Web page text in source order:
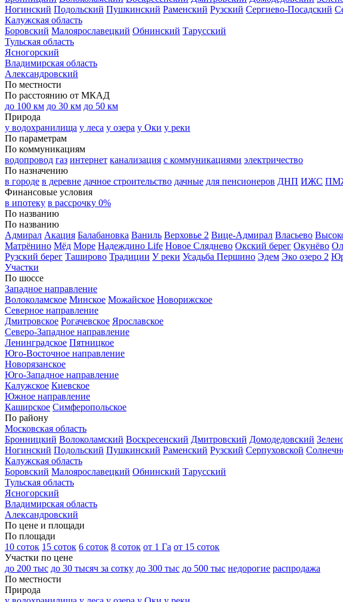
Ногинский Подольский Пушкинский Раменский Рузский Сергиево-Посадский
Калужская область
Боровский Малоярославецкий Обнинский Тарусский
Тульская область
Ясногорский
Владимирская область
Александровский
По местности
По расстоянию от МКАД
до 100 км до 30 км до 50 км
Природа
у водохранилища у леса у озера у Оки у реки
По параметрам
По коммуникациям
водопровод газ интернет канализация с коммуникациями электричество
По назначению
в городе в деревне дачное строительство дачные для пенсионеров ДНП ИЖС
Финансовые условия
в ипотеку в рассрочку 0%
По названию
По названию
Адмирал Акация Балабановка Ваниль Верховье 2 Вице-Адмирал Власьево
Матрёнино Мёд Море Надеждино Life Новое Сляднево Окский берег Окунёво
Рузский берег Таширово Традиции У реки Усадьба Першино Эдем Эко озеро 2
Участки
По шоссе
Западное направление
Волоколамское Минское Можайское Новорижское
Северное направление
Дмитровское Рогачевское Ярославское
Северо-Западное направление
Ленинградское Пятницкое
Юго-Восточное направление
Новорязанское
Юго-Западное направление
Калужское Киевское
Южное направление
Каширское Симферопольское
По району
Московская область
Бронницкий Волоколамский Воскресенский Дмитровский Домодедовский
Ногинский Подольский Пушкинский Раменский Рузский Серпуховской
Калужская область
Боровский Малоярославецкий Обнинский Тарусский
Тульская область
Ясногорский
Владимирская область
Александровский
По цене и площади
По площади
10 соток 15 соток 6 соток 8 соток от 1 Га от 15 соток
Участки по цене
до 200 тыс до 30 тысяч за сотку до 300 тыс до 500 тыс недорогие распродажа
По местности
Природа